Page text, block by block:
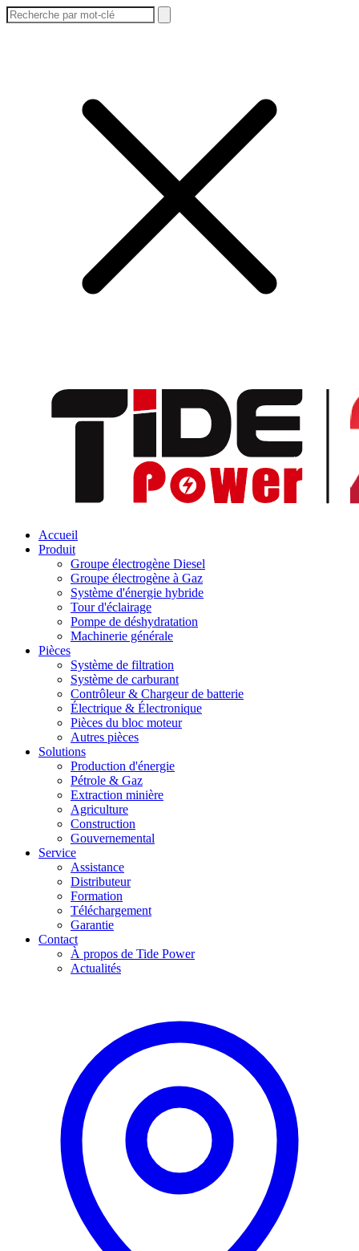
Accueil
Produit
Groupe électrogène Diesel
Groupe électrogène à Gaz
Système d'énergie hybride
Tour d'éclairage
Pompe de déshydratation
Machinerie générale
Pièces
Système de filtration
Système de carburant
Contrôleur & Chargeur de batterie
Électrique & Électronique
Pièces du bloc moteur
Autres pièces
Solutions
Production d'énergie
Pétrole & Gaz
Extraction minière
Agriculture
Construction
Gouvernemental
Service
Assistance
Distributeur
Formation
Téléchargement
Garantie
Contact
À propos de Tide Power
Actualités